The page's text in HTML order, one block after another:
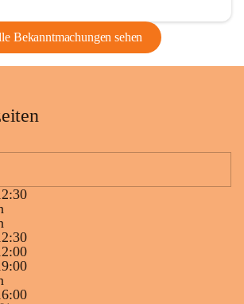
Bekanntmachungen sehen